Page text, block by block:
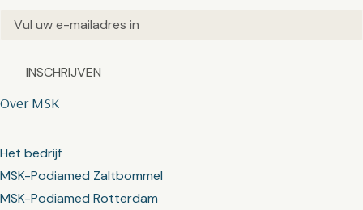
Over MSK
Het bedrijf
MSK-Podiamed Zaltbommel
MSK-Podiamed Rotterdam
Email(Vereist)
Captcha